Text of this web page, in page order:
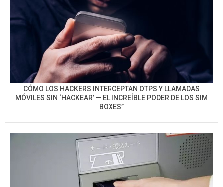
CÓMO LOS HACKERS INTERCEPTAN OTPS Y LLAMADAS
MÓVILES SIN ‘HACKEAR’ — EL INCREÍBLE PODER DE LOS SIM
BOXES”